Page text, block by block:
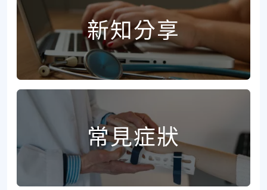
新知分享
常見症狀